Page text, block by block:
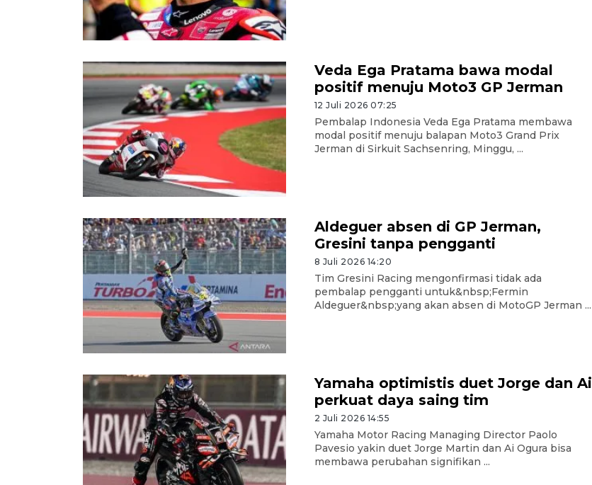
Veda Ega Pratama bawa modal
positif menuju Moto3 GP Jerman
12 Juli 2026 07:25
Pembalap Indonesia Veda Ega Pratama membawa
modal positif menuju balapan Moto3 Grand Prix
Jerman di Sirkuit Sachsenring, Minggu, ...
Aldeguer absen di GP Jerman,
Gresini tanpa pengganti
8 Juli 2026 14:20
Tim Gresini Racing mengonfirmasi tidak ada
pembalap pengganti untuk&nbsp;Fermin
Aldeguer&nbsp;yang akan absen di MotoGP Jerman ...
Yamaha optimistis duet Jorge dan Ai
perkuat daya saing tim
2 Juli 2026 14:55
Yamaha Motor Racing Managing Director Paolo
Pavesio yakin duet Jorge Martin dan Ai Ogura bisa
membawa perubahan signifikan ...